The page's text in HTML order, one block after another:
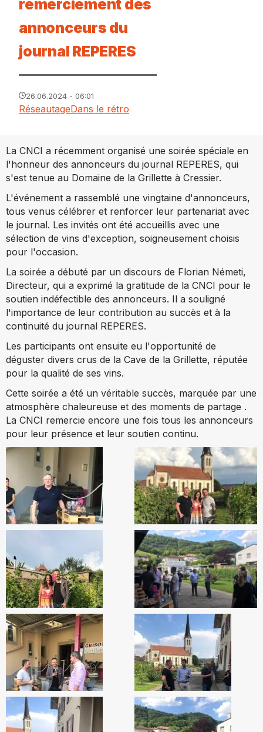
remerciement des
annonceurs du
journal REPERES
26.06.2024 - 06:01
RéseautageDans le rétro
La CNCI a récemment organisé une soirée spéciale en
l'honneur des annonceurs du journal REPERES, qui
s'est tenue au Domaine de la Grillette à Cressier.
L'événement a rassemblé une vingtaine d'annonceurs,
tous venus célébrer et renforcer leur partenariat avec
le journal. Les invités ont été accueillis avec une
sélection de vins d'exception, soigneusement choisis
pour l'occasion.
La soirée a débuté par un discours de Florian Németi,
Directeur, qui a exprimé la gratitude de la CNCI pour le
soutien indéfectible des annonceurs. Il a souligné
l'importance de leur contribution au succès et à la
continuité du journal REPERES.
Les participants ont ensuite eu l'opportunité de
déguster divers crus de la Cave de la Grillette, réputée
pour la qualité de ses vins.
Cette soirée a été un véritable succès, marquée par une
atmosphère chaleureuse et des moments de partage .
La CNCI remercie encore une fois tous les annonceurs
pour leur présence et leur soutien continu.